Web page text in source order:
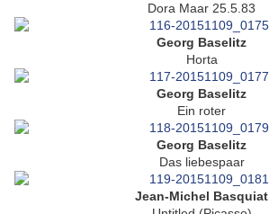
Dora Maar 25.5.83
Georg Baselitz
Horta
Georg Baselitz
Ein roter
Georg Baselitz
Das liebespaar
Jean-Michel Basquiat